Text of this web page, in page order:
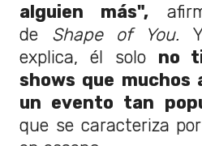
alguien más",
de Shape of You.
explica, él solo no
shows que muchos
un evento tan
que se caracteriza